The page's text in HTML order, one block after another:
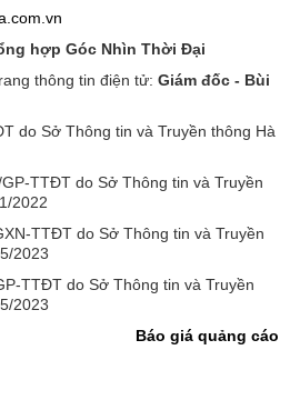
hợp Góc Nhìn Thời Đại
thông tin điện tử: Giám đốc - Bùi
do Sở Thông tin và Truyền thông Hà
TTĐT do Sở Thông tin và Truyền
2022
TTĐT do Sở Thông tin và Truyền
2023
TTĐT do Sở Thông tin và Truyền
2023
Báo giá quảng cáo